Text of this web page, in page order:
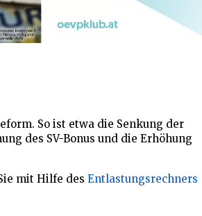
So ist etwa die Senkung der
des SV-Bonus und die Erhöhung
mit Hilfe des Entlastungsrechners